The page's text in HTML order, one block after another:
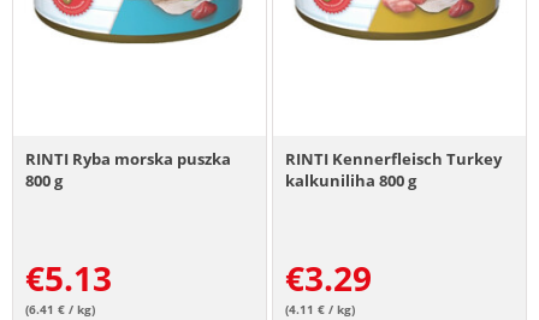
RINTI Ryba morska puszka
800 g
€5.13
(6.41 € / kg)
RINTI Kennerfleisch Turkey
kalkuniliha 800 g
€3.29
(4.11 € / kg)